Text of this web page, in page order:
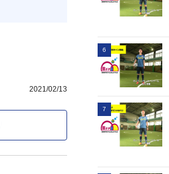
2021/02/13
6
7